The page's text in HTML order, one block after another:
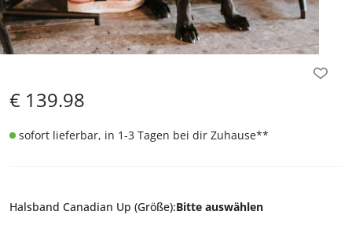
€ 139.98
sofort lieferbar, in 1-3 Tagen bei dir Zuhause**
Halsband Canadian Up (Größe):Bitte auswählen